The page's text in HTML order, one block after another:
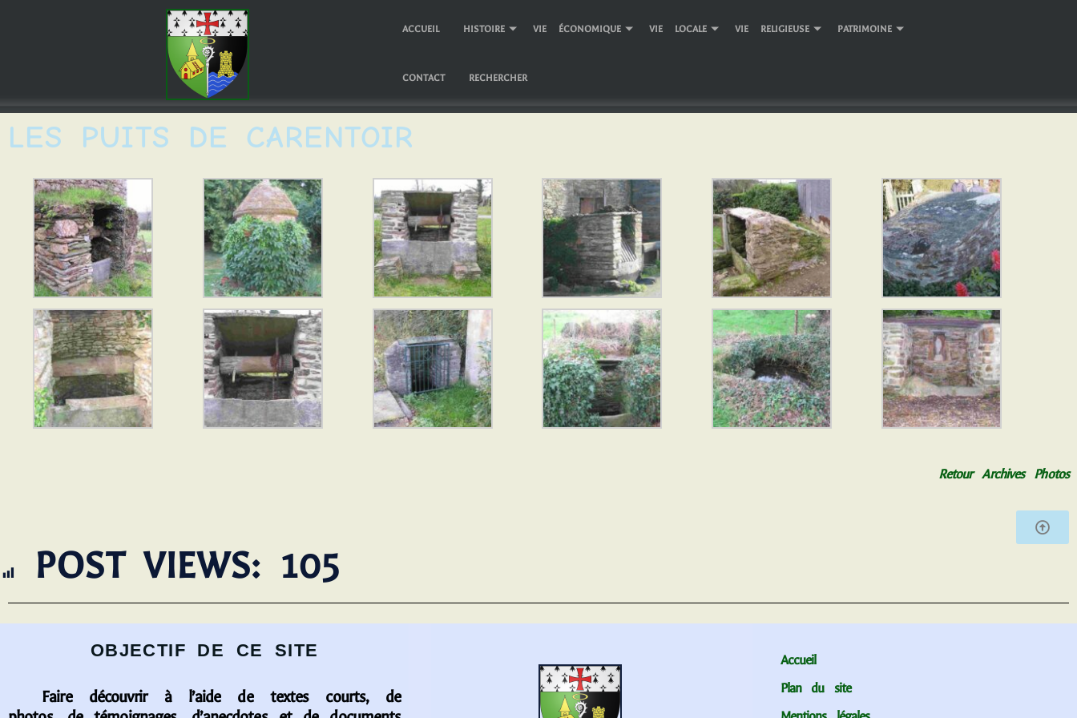
ACCUEIL HISTOIRE VIE ÉCONOMIQUE VIE LOCALE VIE RELIGIEUSE PATRIMOINE
CONTACT RECHERCHER
LES PUITS DE CARENTOIR
Retour Archives Photos
POST VIEWS: 105
OBJECTIF DE CE SITE
Faire découvrir à l’aide de textes courts, de
Accueil
Plan du site